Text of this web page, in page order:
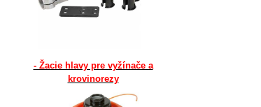
- Žacie hlavy pre vyžínače a
krovinorezy